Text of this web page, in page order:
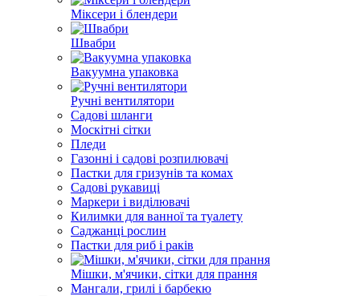
Міксери і блендери
Швабри
Вакуумна упаковка
Ручні вентилятори
Садові шланги
Москітні сітки
Пледи
Газонні і садові розпилювачі
Пастки для гризунів та комах
Садові рукавиці
Маркери і виділювачі
Килимки для ванної та туалету
Саджанці рослин
Пастки для риб і раків
Мішки, м'ячики, сітки для прання
Мангали, грилі і барбекю